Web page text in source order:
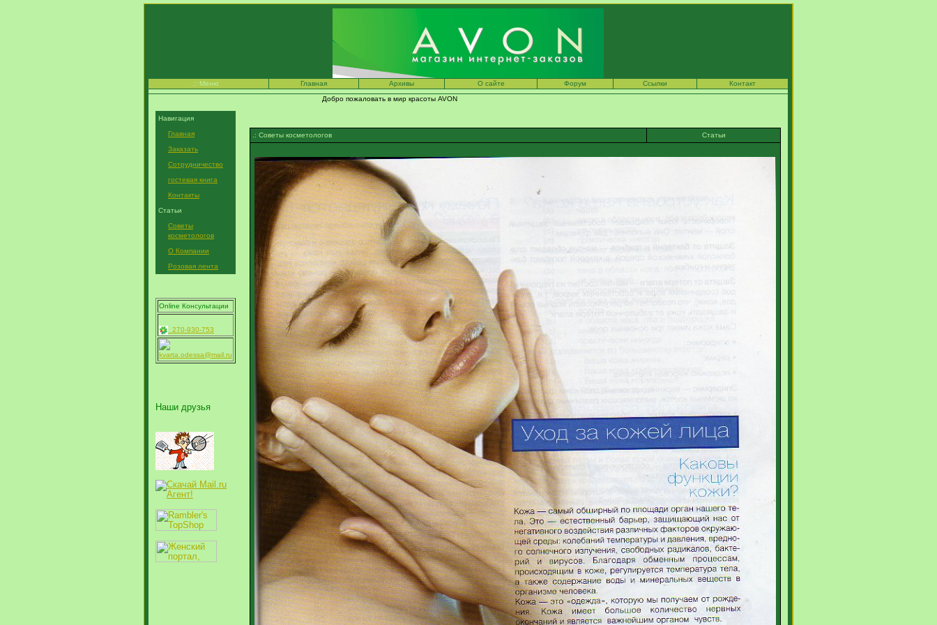
.:: Меню Главная Архивы О сайте Форум Ссылки
Контакт
Добро пожаловать в мир красоты AVON
Навигация
Главная
Заказать
Сотрудничество
гостевая книга
Контакты
Статьи
Советы
косметологов
О Компании
Розовая лента
Online Консультации
270-930-753
kvarta.odessa@mail.ru
Наши друзья
.: Советы косметологов Статьи